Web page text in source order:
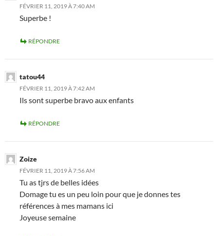
FÉVRIER 11, 2019 À 7:40 AM
Superbe !
RÉPONDRE
tatou44
FÉVRIER 11, 2019 À 7:42 AM
Ils sont superbe bravo aux enfants
RÉPONDRE
Zoize
FÉVRIER 11, 2019 À 7:56 AM
Tu as tjrs de belles idées
Domage tu es un peu loin pour que je donnes tes
références à mes mamans ici
Joyeuse semaine